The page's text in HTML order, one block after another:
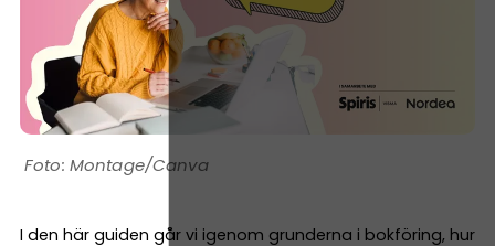
Montage/Canva
I den här guiden går vi igenom grunderna i bokföring, hur